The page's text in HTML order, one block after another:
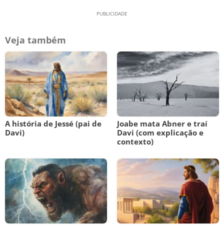
Veja também
A história de Jessé (pai de
Davi)
Joabe mata Abner e traí
Davi (com explicação e
contexto)